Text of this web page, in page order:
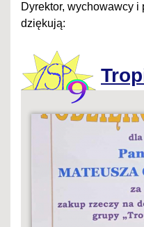
Dyrektor, wychowawcy
dziękują: